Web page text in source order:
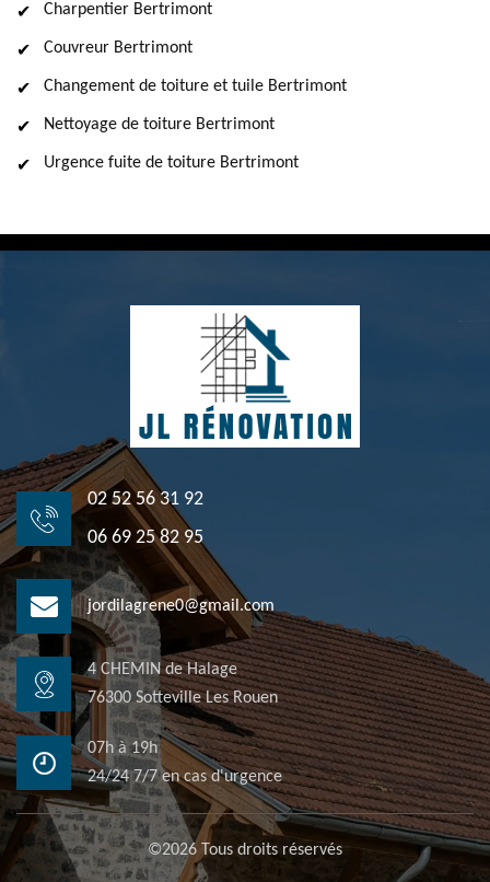
Charpentier Bertrimont
Couvreur Bertrimont
Changement de toiture et tuile Bertrimont
Nettoyage de toiture Bertrimont
Urgence fuite de toiture Bertrimont
02 52 56 31 92
06 69 25 82 95
jordilagrene0@gmail.com
4 CHEMIN de Halage
76300 Sotteville Les Rouen
07h à 19h
24/24 7/7 en cas d'urgence
©2026 Tous droits réservés